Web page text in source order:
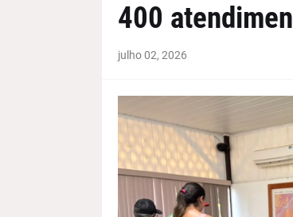
400
julho 02, 2026